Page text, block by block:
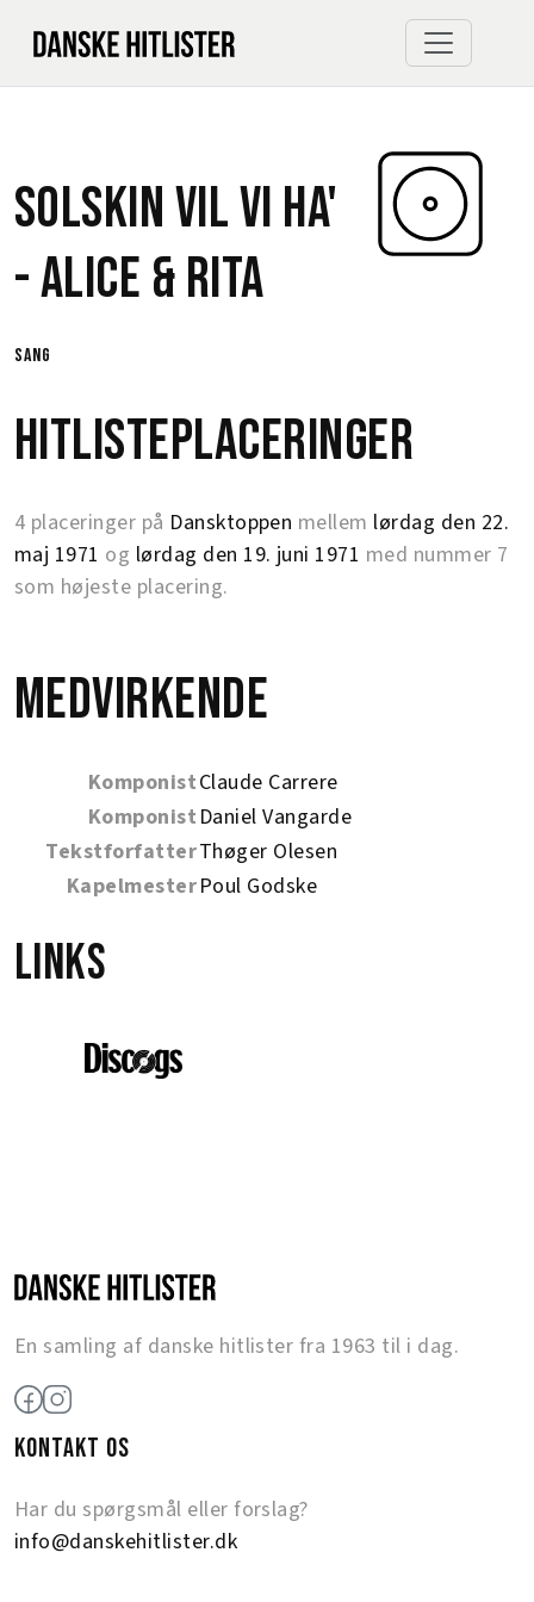
Solskin Vil Vi Ha'
-Alice & Rita
sang
Hitlisteplaceringer
4 placeringer på Dansktoppen mellem lørdag den 22.
maj 1971 og lørdag den 19. juni 1971 med nummer 7
som højeste placering.
Medvirkende
KomponistClaude Carrere
Komponist Daniel Vangarde
TekstforfatterThøger Olesen
KapelmesterPoul Godske
Links
En samling af danske hitlister fra 1963 til i dag.
KONTAKT OS
Har du spørgsmål eller forslag?
info@danskehitlister.dk